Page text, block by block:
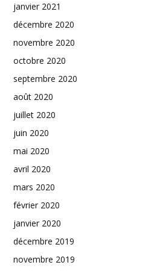
janvier 2021
décembre 2020
novembre 2020
octobre 2020
septembre 2020
août 2020
juillet 2020
juin 2020
mai 2020
avril 2020
mars 2020
février 2020
janvier 2020
décembre 2019
novembre 2019